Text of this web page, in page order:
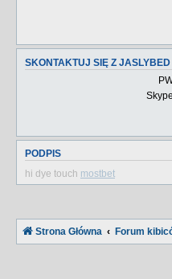
SKONTAKTUJ SIĘ Z JASLYBED
PODPIS
hi dye touch mostbet
Strona Główna Forum